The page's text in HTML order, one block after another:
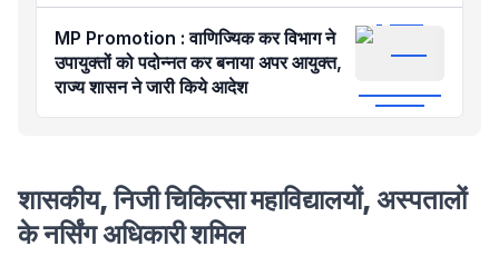
MP Promotion : वाणिज्यिक कर विभाग ने
उपायुक्तों को पदोन्नत कर बनाया अपर आयुक्त,
राज्य शासन ने जारी किये आदेश
शासकीय, निजी चिकित्सा महाविद्यालयों, अस्पतालों
के नर्सिंग अधिकारी शमिल